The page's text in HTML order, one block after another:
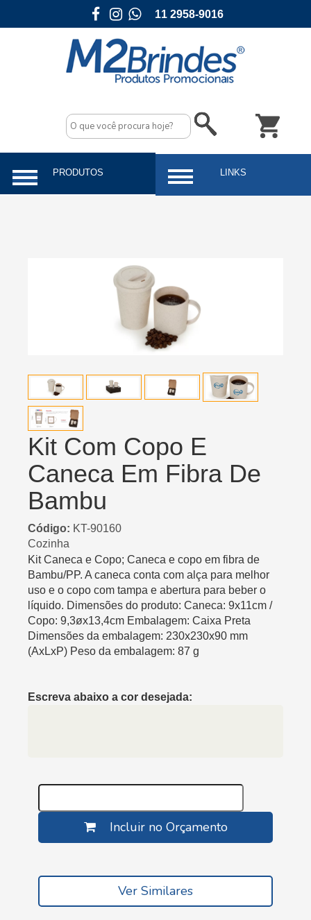
11 2958-9016
Kit Com Copo E
Caneca Em Fibra De
Bambu
Código: KT-90160
Cozinha
Kit Caneca e Copo; Caneca e copo em fibra de
Bambu/PP. A caneca conta com alça para melhor
uso e o copo com tampa e abertura para beber o
líquido. Dimensões do produto: Caneca: 9x11cm /
Copo: 9,3øx13,4cm Embalagem: Caixa Preta
Dimensões da embalagem: 230x230x90 mm
(AxLxP) Peso da embalagem: 87 g
Escreva abaixo a cor desejada:
Incluir no Orçamento
Ver Similares